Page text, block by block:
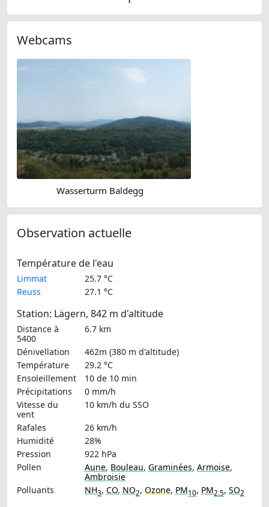
Webcams
Wasserturm Baldegg
Observation actuelle
Température de l'eau
Limmat
25.7 °C
Reuss
27.1 °C
Station: Lägern, 842 m d'altitude
Distance à
5400
6.7 km
Dénivellation
462m (380 m d'altitude)
Température
29.2 °C
Ensoleillement
10 de 10 min
Précipitations
0 mm/h
Vitesse du
vent
10 km/h du SSO
Rafales
26 km/h
Humidité
28%
Pression
922 hPa
Pollen
Aune, Bouleau, Graminées, Armoise,
Ambroisie
Polluants
NH3, CO, NO2, Ozone, PM10, PM2.5, SO2